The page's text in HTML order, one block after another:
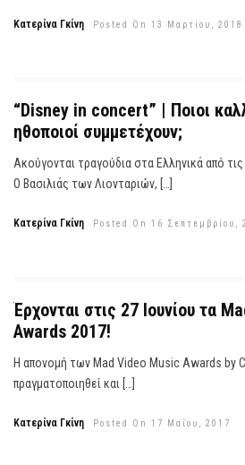
Κατερίνα Γκίνη Posted On 13 Μαρτίου, 2018
“Disney in concert” | Ποιοι
ηθοποιοί συμμετέχουν;
Ακούγονται τραγούδια στα Ελληνικά από
Ο Βασιλιάς των Λιονταριών, […]
Κατερίνα Γκίνη Posted On 16 Σεπτεμβρίου,
Έρχονται στις 27 Ιουνίου τα
Awards 2017!
Η απονομή των Mad Video Music Awards by
πραγματοποιηθεί και […]
Κατερίνα Γκίνη Posted On 17 Μαΐου, 2017